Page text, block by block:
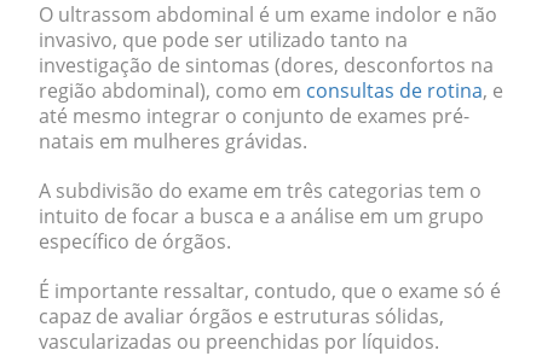
O ultrassom abdominal é um exame indolor e não
invasivo, que pode ser utilizado tanto na
investigação de sintomas (dores, desconfortos na
região abdominal), como em consultas de rotina, e
até mesmo integrar o conjunto de exames pré-
natais em mulheres grávidas.
A subdivisão do exame em três categorias tem o
intuito de focar a busca e a análise em um grupo
específico de órgãos.
É importante ressaltar, contudo, que o exame só é
capaz de avaliar órgãos e estruturas sólidas,
vascularizadas ou preenchidas por líquidos.